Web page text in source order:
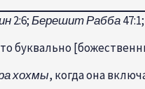
2:6;Берешит Рабба
буквально
хохмы, когда она